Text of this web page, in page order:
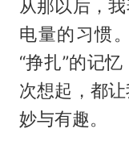
从那以后，
电量的习惯
“挣扎”的记
次想起，都
妙与有趣。